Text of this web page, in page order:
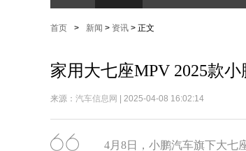
首页 > 新闻 > 资讯 > 正文
家用大七座MPV 2025款
来源： 汽车信息网 | 2025-04-08 16:02:14
4月8日，小鹏汽车旗下大七